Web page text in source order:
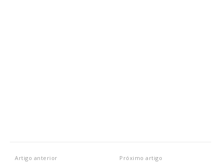
Artigo anterior Próximo artigo